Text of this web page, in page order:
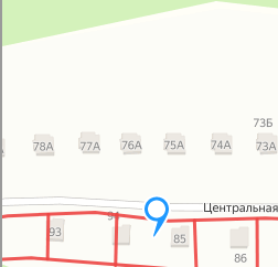
Группа компаний